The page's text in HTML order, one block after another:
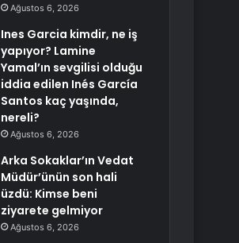
Ağustos 6, 2026
Ines Garcia kimdir, ne iş
yapıyor? Lamine
Yamal’ın sevgilisi olduğu
iddia edilen Inés García
Santos kaç yaşında,
nereli?
Ağustos 6, 2026
Arka Sokaklar’ın Vedat
Müdür’ünün son hali
üzdü: Kimse beni
ziyarete gelmiyor
Ağustos 6, 2026